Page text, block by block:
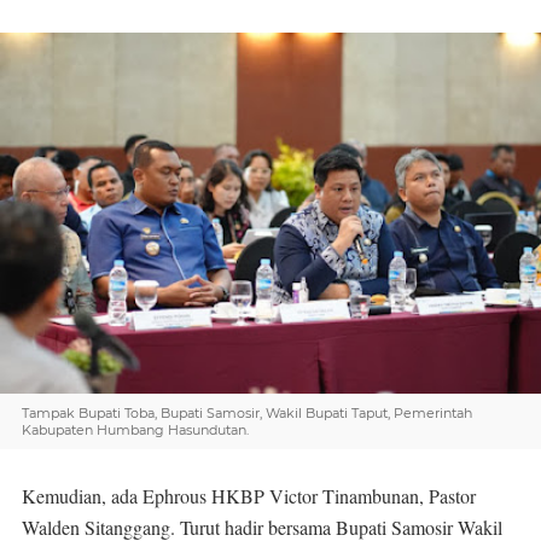
Tampak Bupati Toba, Bupati Samosir, Wakil Bupati Taput, Pemerintah
Kabupaten Humbang Hasundutan.
Kemudian, ada Ephrous HKBP Victor Tinambunan, Pastor
Walden Sitanggang. Turut hadir bersama Bupati Samosir Wakil